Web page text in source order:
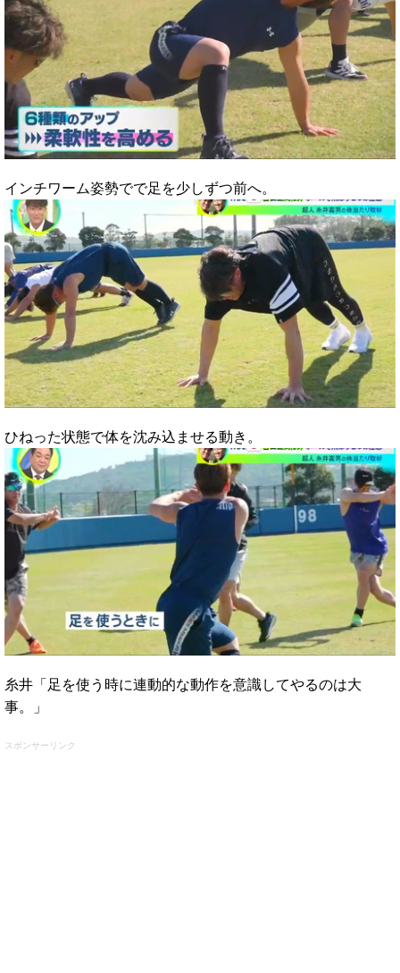
インチワーム姿勢でで足を少しずつ前へ。
ひねった状態で体を沈み込ませる動き。
糸井「足を使う時に連動的な動作を意識してやるのは大
事。」
スポンサーリンク